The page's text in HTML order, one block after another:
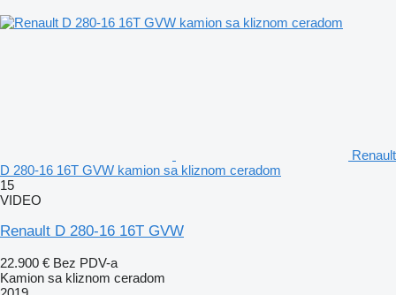
Renault
D 280-16 16T GVW kamion sa kliznom ceradom
15
VIDEO
Renault D 280-16 16T GVW
22.900 € Bez PDV-a
Kamion sa kliznom ceradom